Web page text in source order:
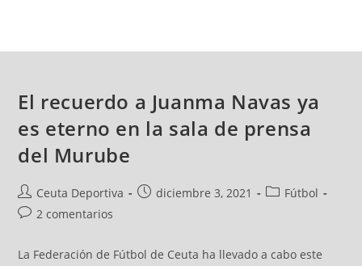
El recuerdo a Juanma Navas ya
es eterno en la sala de prensa
del Murube
Ceuta Deportiva diciembre 3, 2021
Fútbol
2 comentarios
La Federación de Fútbol de Ceuta ha llevado a cabo este